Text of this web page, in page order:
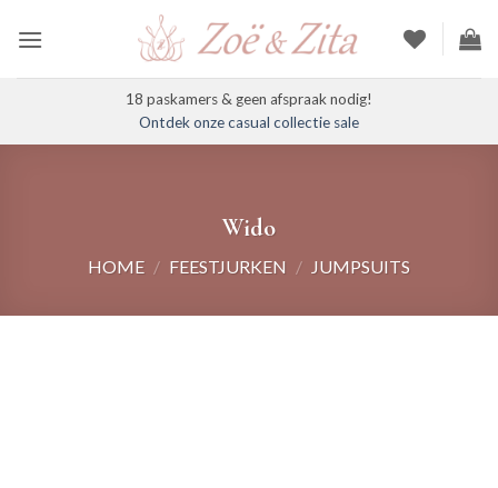
naar
18 paskamers & geen afspraak nodig!
Ontdek onze casual collectie sale
Wido
HOME / FEESTJURKEN / JUMPSUITS